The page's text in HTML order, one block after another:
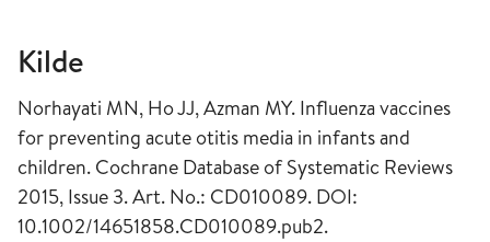
Kilde
Norhayati MN, Ho JJ, Azman MY. Influenza vaccines
for preventing acute otitis media in infants and
children. Cochrane Database of Systematic Reviews
2015, Issue 3. Art. No.: CD010089. DOI:
10.1002/14651858.CD010089.pub2.